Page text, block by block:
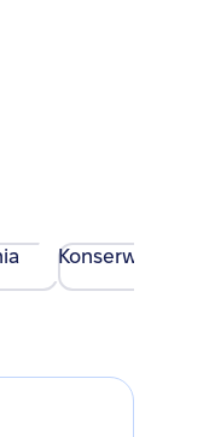
Konserwacja